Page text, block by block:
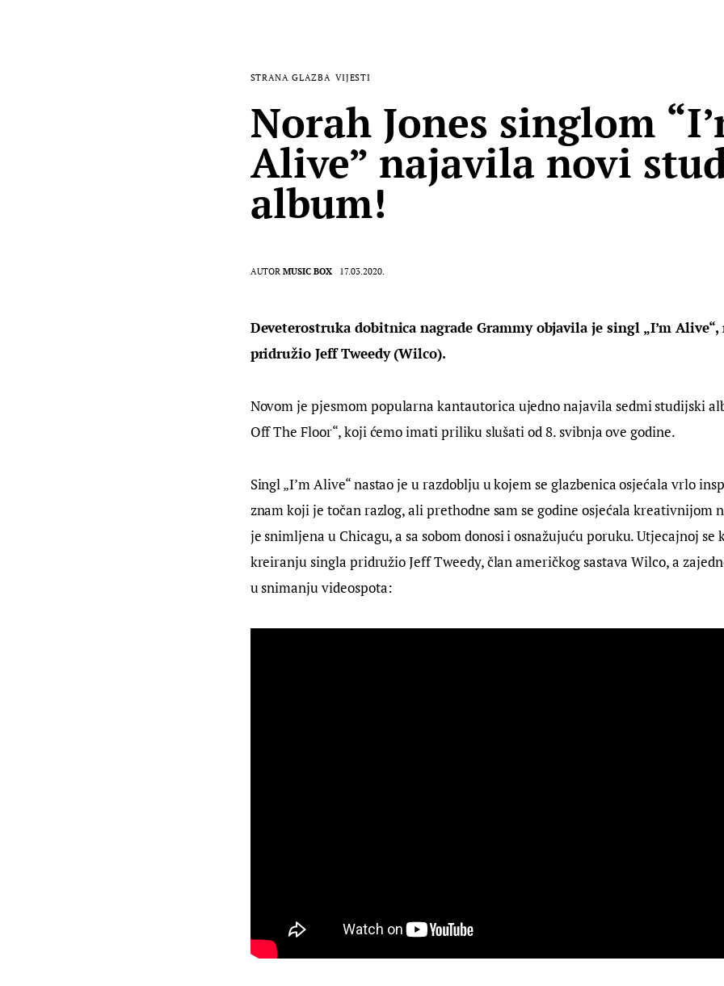
STRANA GLAZBA VIJESTI
Norah Jones singlom
Alive” najavila novi
album!
AUTOR MUSIC BOX 17.03.2020.
Deveterostruka dobitnica nagrade Grammy objavila je singl „I’m
pridružio Jeff Tweedy (Wilco).
Novom je pjesmom popularna kantautorica ujedno najavila sedmi studijski
Off The Floor“, koji ćemo imati priliku slušati od 8. svibnja ove godine.
Singl „I’m Alive“ nastao je u razdoblju u kojem se glazbenica osjećala vrlo
znam koji je točan razlog, ali prethodne sam se godine osjećala kreativnijom
je snimljena u Chicagu, a sa sobom donosi i osnažujuću poruku. Utjecajnoj
kreiranju singla pridružio Jeff Tweedy, član američkog sastava Wilco, a
u snimanju videospota: